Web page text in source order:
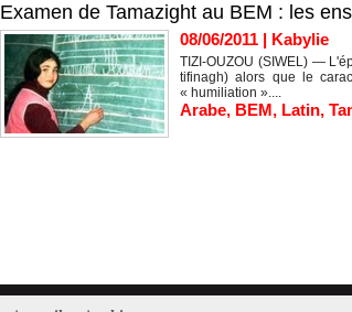
Examen de Tamazight au BEM : les
08/06/2011 | Kabylie
TIZI-OUZOU (SIWEL) —
tifinagh) alors que le
« humiliation »....
Arabe, BEM, Latin,